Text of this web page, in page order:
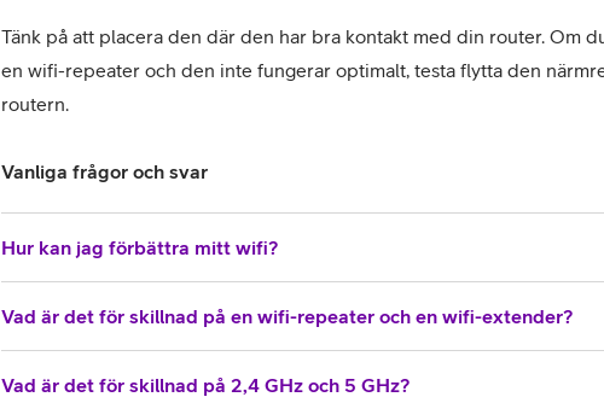
Tänk på att placera den där den har bra kontakt med din router. Om
en wifi-repeater och den inte fungerar optimalt, testa flytta den
routern.
Vanliga frågor och svar
Hur kan jag förbättra mitt wifi?
Vad är det för skillnad på en wifi-repeater och en wifi-extender?
Vad är det för skillnad på 2,4 GHz och 5 GHz?